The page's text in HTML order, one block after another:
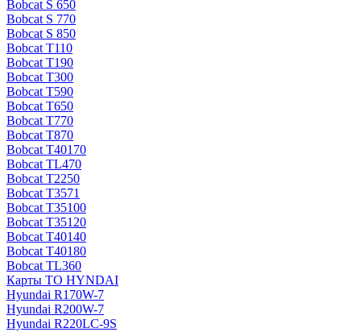
Bobcat S 650
Bobcat S 770
Bobcat S 850
Bobcat T110
Bobcat T190
Bobcat T300
Bobcat T590
Bobcat T650
Bobcat T770
Bobcat T870
Bobcat T40170
Bobcat TL470
Bobcat Т2250
Bobcat Т3571
Bobcat Т35100
Bobcat Т35120
Bobcat Т40140
Bobcat Т40180
Bobcat ТL360
Карты ТО HYNDAI
Hyundai R170W-7
Hyundai R200W-7
Hyundai R220LC-9S